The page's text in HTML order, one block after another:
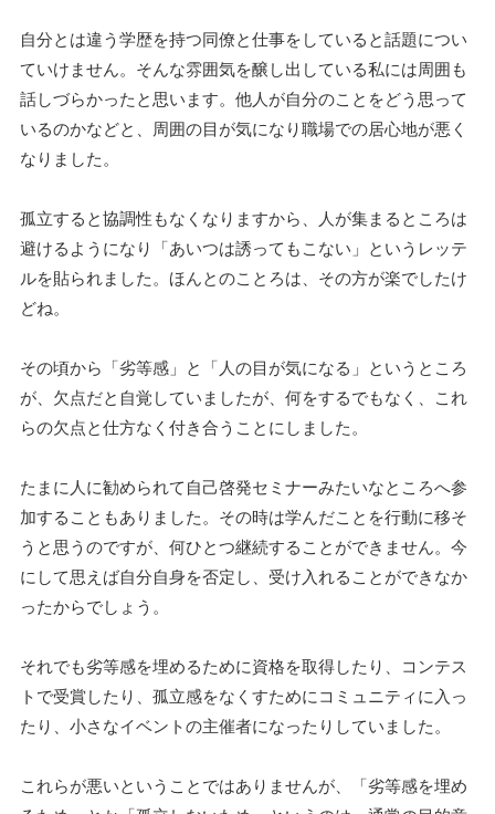
自分とは違う学歴を持つ同僚と仕事をしていると話題につい
ていけません。そんな雰囲気を醸し出している私には周囲も
話しづらかったと思います。他人が自分のことをどう思って
いるのかなどと、周囲の目が気になり職場での居心地が悪く
なりました。
孤立すると協調性もなくなりますから、人が集まるところは
避けるようになり「あいつは誘ってもこない」というレッテ
ルを貼られました。ほんとのことろは、その方が楽でしたけ
どね。
その頃から「劣等感」と「人の目が気になる」というところ
が、欠点だと自覚していましたが、何をするでもなく、これ
らの欠点と仕方なく付き合うことにしました。
たまに人に勧められて自己啓発セミナーみたいなところへ参
加することもありました。その時は学んだことを行動に移そ
うと思うのですが、何ひとつ継続することができません。今
にして思えば自分自身を否定し、受け入れることができなか
ったからでしょう。
それでも劣等感を埋めるために資格を取得したり、コンテス
トで受賞したり、孤立感をなくすためにコミュニティに入っ
たり、小さなイベントの主催者になったりしていました。
これらが悪いということではありませんが、「劣等感を埋め